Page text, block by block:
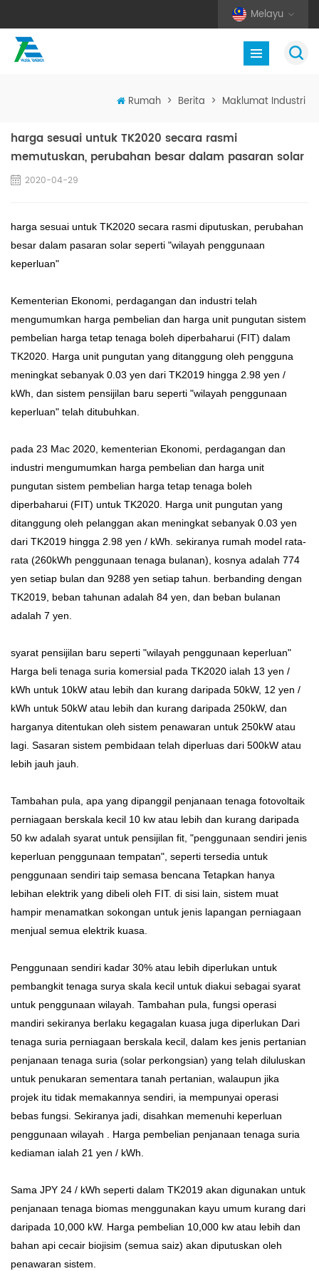
Melayu
Rumah > Berita > Maklumat Industri
harga sesuai untuk TK2020 secara rasmi
memutuskan, perubahan besar dalam pasaran solar
2020-04-29
harga sesuai untuk TK2020 secara rasmi diputuskan, perubahan
besar dalam pasaran solar seperti "wilayah penggunaan
keperluan"
Kementerian Ekonomi, perdagangan dan industri telah
mengumumkan harga pembelian dan harga unit pungutan sistem
pembelian harga tetap tenaga boleh diperbaharui (FIT) dalam
TK2020. Harga unit pungutan yang ditanggung oleh pengguna
meningkat sebanyak 0.03 yen dari TK2019 hingga 2.98 yen /
kWh, dan sistem pensijilan baru seperti "wilayah penggunaan
keperluan" telah ditubuhkan.
pada 23 Mac 2020, kementerian Ekonomi, perdagangan dan
industri mengumumkan harga pembelian dan harga unit
pungutan sistem pembelian harga tetap tenaga boleh
diperbaharui (FIT) untuk TK2020. Harga unit pungutan yang
ditanggung oleh pelanggan akan meningkat sebanyak 0.03 yen
dari TK2019 hingga 2.98 yen / kWh. sekiranya rumah model rata-
rata (260kWh penggunaan tenaga bulanan), kosnya adalah 774
yen setiap bulan dan 9288 yen setiap tahun. berbanding dengan
TK2019, beban tahunan adalah 84 yen, dan beban bulanan
adalah 7 yen.
syarat pensijilan baru seperti "wilayah penggunaan keperluan"
Harga beli tenaga suria komersial pada TK2020 ialah 13 yen /
kWh untuk 10kW atau lebih dan kurang daripada 50kW, 12 yen /
kWh untuk 50kW atau lebih dan kurang daripada 250kW, dan
harganya ditentukan oleh sistem penawaran untuk 250kW atau
lagi. Sasaran sistem pembidaan telah diperluas dari 500kW atau
lebih jauh jauh.
Tambahan pula, apa yang dipanggil penjanaan tenaga fotovoltaik
perniagaan berskala kecil 10 kw atau lebih dan kurang daripada
50 kw adalah syarat untuk pensijilan fit, "penggunaan sendiri jenis
keperluan penggunaan tempatan", seperti tersedia untuk
penggunaan sendiri taip semasa bencana Tetapkan hanya
lebihan elektrik yang dibeli oleh FIT. di sisi lain, sistem muat
hampir menamatkan sokongan untuk jenis lapangan perniagaan
menjual semua elektrik kuasa.
Penggunaan sendiri kadar 30% atau lebih diperlukan untuk
pembangkit tenaga surya skala kecil untuk diakui sebagai syarat
untuk penggunaan wilayah. Tambahan pula, fungsi operasi
mandiri sekiranya berlaku kegagalan kuasa juga diperlukan Dari
tenaga suria perniagaan berskala kecil, dalam kes jenis pertanian
penjanaan tenaga suria (solar perkongsian) yang telah diluluskan
untuk penukaran sementara tanah pertanian, walaupun jika
projek itu tidak memakannya sendiri, ia mempunyai operasi
bebas fungsi. Sekiranya jadi, disahkan memenuhi keperluan
penggunaan wilayah . Harga pembelian penjanaan tenaga suria
kediaman ialah 21 yen / kWh.
Sama JPY 24 / kWh seperti dalam TK2019 akan digunakan untuk
penjanaan tenaga biomas menggunakan kayu umum kurang dari
daripada 10,000 kW. Harga pembelian 10,000 kw atau lebih dan
bahan api cecair biojisim (semua saiz) akan diputuskan oleh
penawaran sistem.